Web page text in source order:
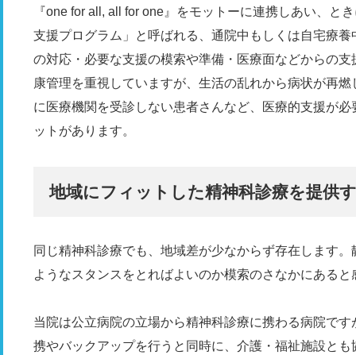
『one for all, all for one』をモットーに連携しあい、と
支援プログラム」と呼ばれる、通院中もしくは自宅療
の対応・必要な支援の模索や準備・医療面などからの
康管理を重視していますが、生活の乱れから病状が再
に医療機関を受診しない患者さんなど、医療的支援が
ットがあります。
地域にフィットした精神科診療を提供
同じ精神科診療でも、地域差が少なからず存在します
ようなスタンスをとればよいのか模索のさなかにあると
当院は公立病院の立場から精神科診療に携わる病院で
携やバックアップを行うと同時に、介護・福祉施設と